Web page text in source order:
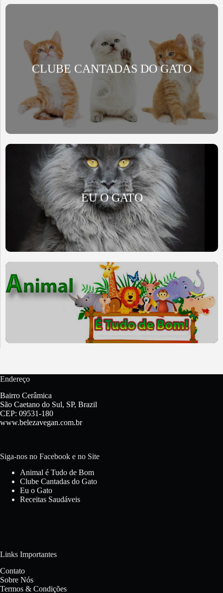
CLUBE CANTADAS DO GATO
EU O GATO
Endereço
Bairro Cerâmica
São Caetano do Sul, SP, Brazil
CEP: 09531-180
www.belezavegan.com.br
Siga-nos no Facebook e no Site
Animal é Tudo de Bom
Clube Cantadas do Gato
Eu o Gato
Receitas Saudáveis
Links Importantes
Contato
Sobre Nós
Termos & Condições